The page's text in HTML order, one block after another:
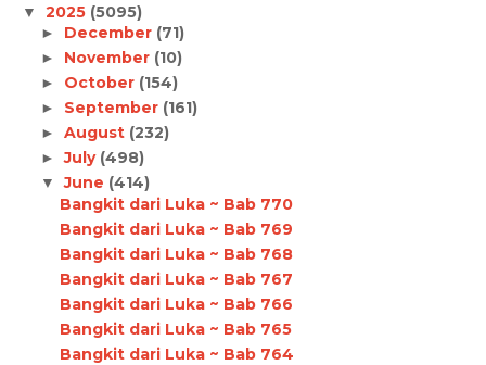
▼ 2025 (5095)
► December (71)
► November (10)
► October (154)
► September (161)
► August (232)
►July (498)
▼June (414)
Bangkit dari Luka ~ Bab 770
Bangkit dari Luka ~ Bab 769
Bangkit dari Luka ~ Bab 768
Bangkit dari Luka ~ Bab 767
Bangkit dari Luka ~ Bab 766
Bangkit dari Luka ~ Bab 765
Bangkit dari Luka ~ Bab 764